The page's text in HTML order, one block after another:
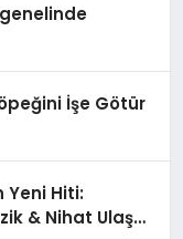
İşe Götür
Yeni Hiti:
& Nihat Ulaş